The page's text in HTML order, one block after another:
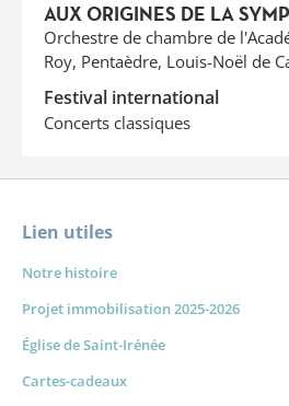
AUX ORIGINES DE LA
Orchestre de chambre de
Roy, Pentaèdre, Louis-Noël de
Festival international
Concerts classiques
Lien utiles
Notre histoire
Projet immobilisation 2025-2026
Église de Saint-Irénée
Cartes-cadeaux